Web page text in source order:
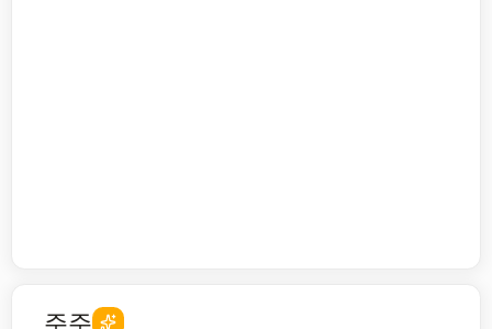
주주